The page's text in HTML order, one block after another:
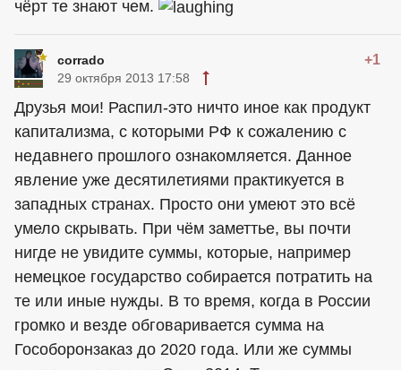
чёрт те знают чем.
corrado +1
29 октября 2013 17:58
Друзья мои! Распил-это ничто иное как продукт
капитализма, с которыми РФ к сожалению с
недавнего прошлого ознакомляется. Данное
явление уже десятилетиями практикуется в
западных странах. Просто они умеют это всё
умело скрывать. При чём заметтье, вы почти
нигде не увидите суммы, которые, например
немецкое государство собирается потратить на
те или иные нужды. В то время, когда в России
громко и везде обговаривается сумма на
Гособоронзаказ до 2020 года. Или же суммы